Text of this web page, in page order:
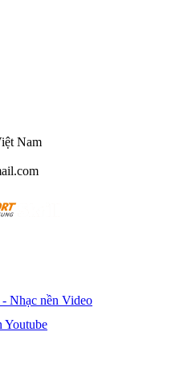
Nam
Nhạc nền Video
Youtube